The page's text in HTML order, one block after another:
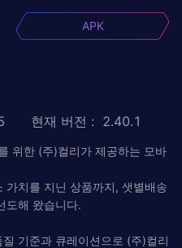
APK
현재 버전 : 2.40.1
위한 (주)컬리가 제공하는 모바
가치를 지닌 상품까지, 샛별배송
도해 왔습니다.
기준과 큐레이션으로 (주)컬리